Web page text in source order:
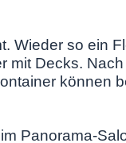
Wieder so ein
mit Decks.
können
Panorama-